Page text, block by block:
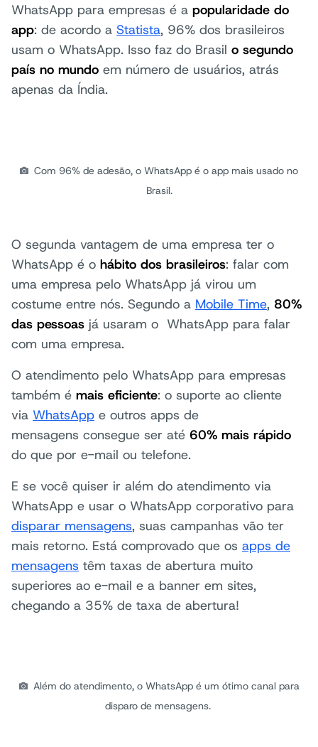
WhatsApp para empresas é a popularidade do
app: de acordo a Statista, 96% dos brasileiros
usam o WhatsApp. Isso faz do Brasil o segundo
país no mundo em número de usuários, atrás
apenas da Índia.
Com 96% de adesão, o WhatsApp é o app mais usado no
Brasil.
O segunda vantagem de uma empresa ter o
WhatsApp é o hábito dos brasileiros: falar com
uma empresa pelo WhatsApp já virou um
costume entre nós. Segundo a Mobile Time, 80%
das pessoas já usaram o WhatsApp para falar
com uma empresa.
O atendimento pelo WhatsApp para empresas
também é mais eficiente: o suporte ao cliente
via WhatsApp e outros apps de
mensagens consegue ser até 60% mais rápido
do que por e-mail ou telefone.
E se você quiser ir além do atendimento via
WhatsApp e usar o WhatsApp corporativo para
disparar mensagens, suas campanhas vão ter
mais retorno. Está comprovado que os apps de
mensagens têm taxas de abertura muito
superiores ao e-mail e a banner em sites,
chegando a 35% de taxa de abertura!
Além do atendimento, o WhatsApp é um ótimo canal para
disparo de mensagens.